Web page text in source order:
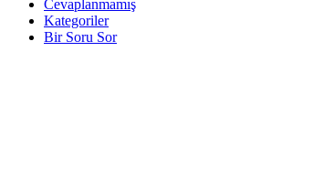
Cevaplanmamış
Kategoriler
Bir Soru Sor